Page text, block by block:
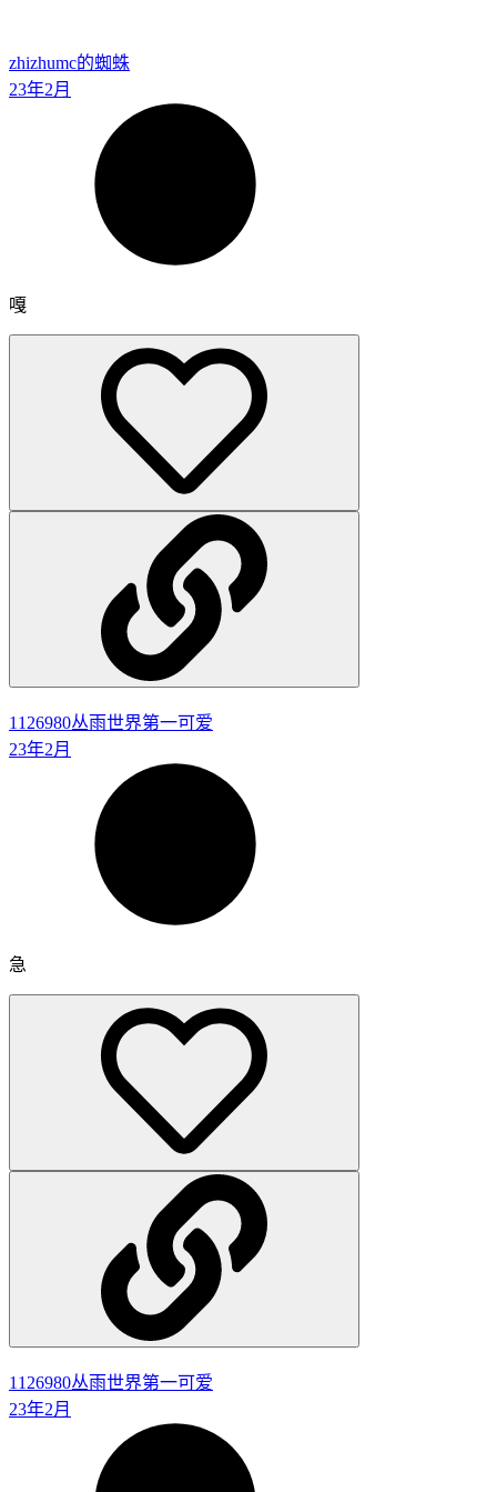
zhizhumc的蜘蛛
23年2月
嘎
1126980丛雨世界第一可爱
23年2月
急
1126980丛雨世界第一可爱
23年2月